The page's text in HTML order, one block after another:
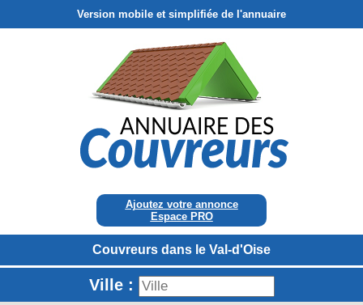
Version mobile et simplifiée de l'annuaire
Ajoutez votre annonce
Espace PRO
Couvreurs dans le Val-d'Oise
Ville :